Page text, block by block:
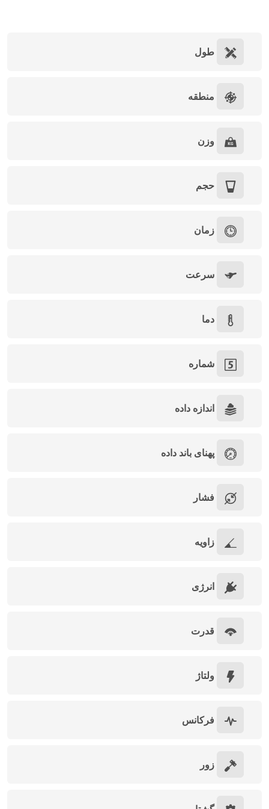
طول
منطقه
وزن
حجم
زمان
سرعت
دما
شماره
اندازه داده
پهنای باند داده
فشار
زاویه
انرژی
قدرت
ولتاژ
فرکانس
زور